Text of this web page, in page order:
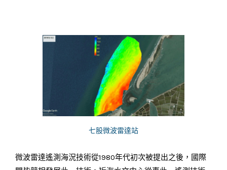
七股微波雷達站
微波雷達遙測海況技術從1980年代初次被提出之後，國際